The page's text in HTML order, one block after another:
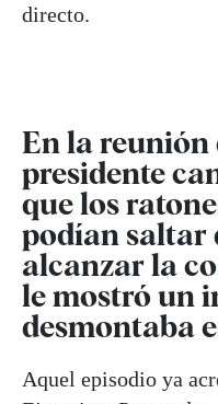
directo.
En la reunión
presidente
que los
podían saltar
alcanzar la
le mostró un
desmontaba
Aquel episodio ya